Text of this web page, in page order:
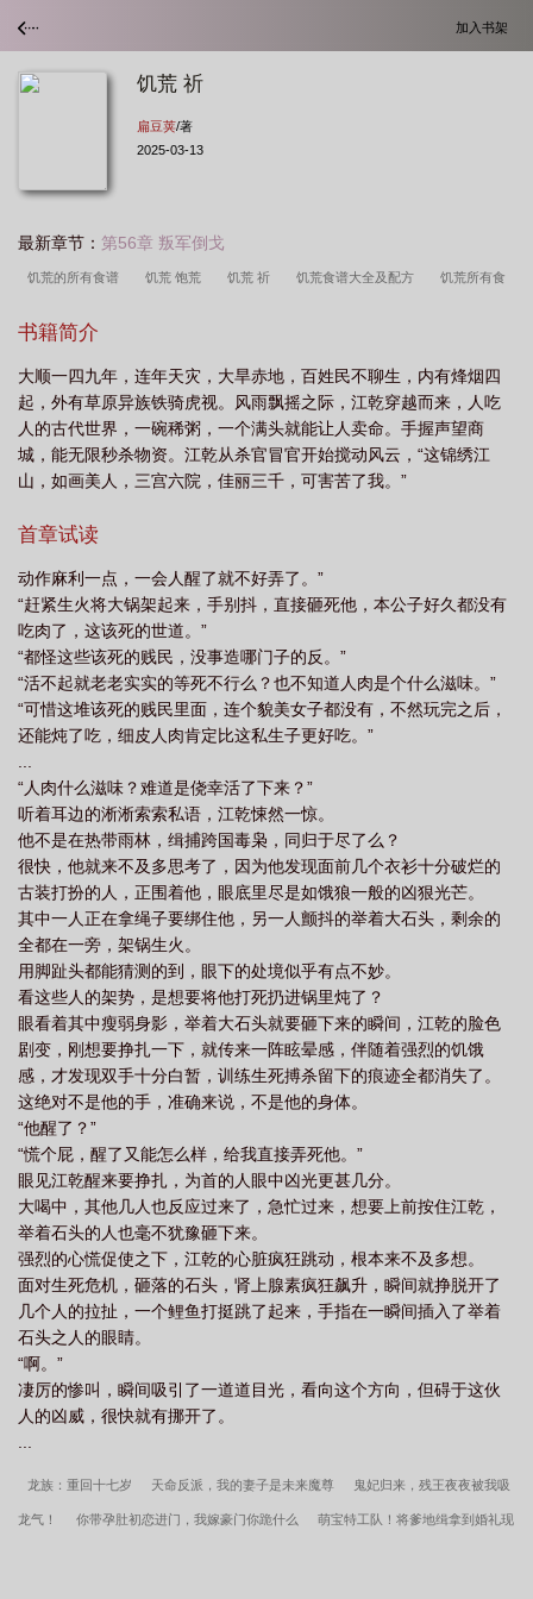
加入书架
饥荒 祈
扁豆荚/著
2025-03-13
最新章节： 第56章 叛军倒戈
饥荒的所有食谱 饥荒 饱荒 饥荒 祈 饥荒食谱大全及配方 饥荒所有食
白 饥荒的食物配方
原版 饥荒白mod技能详解 饥荒白怎么玩 饥荒白字 饥荒长白天 饥荒
人物白 饥荒食谱大全以及配方 饥荒白天黄昏夜晚 饥荒完整食谱 饥荒煮
饭配方 饥荒食谱及配方 饥荒饱食 饥荒食谱表 饥荒白介绍
书籍简介
大顺一四九年，连年天灾，大旱赤地，百姓民不聊生，内有烽烟四
起，外有草原异族铁骑虎视。风雨飘摇之际，江乾穿越而来，人吃
人的古代世界，一碗稀粥，一个满头就能让人卖命。手握声望商
城，能无限秒杀物资。江乾从杀官冒官开始搅动风云，“这锦绣江
山，如画美人，三宫六院，佳丽三千，可害苦了我。”
首章试读
动作麻利一点，一会人醒了就不好弄了。”
“赶紧生火将大锅架起来，手别抖，直接砸死他，本公子好久都没有
吃肉了，这该死的世道。”
“都怪这些该死的贱民，没事造哪门子的反。”
“活不起就老老实实的等死不行么？也不知道人肉是个什么滋味。”
“可惜这堆该死的贱民里面，连个貌美女子都没有，不然玩完之后，
还能炖了吃，细皮人肉肯定比这私生子更好吃。”
“人肉什么滋味？难道是侥幸活了下来？”
听着耳边的淅淅索索私语，江乾悚然一惊。
他不是在热带雨林，缉捕跨国毒枭，同归于尽了么？
很快，他就来不及多思考了，因为他发现面前几个衣衫十分破烂的
古装打扮的人，正围着他，眼底里尽是如饿狼一般的凶狠光芒。
其中一人正在拿绳子要绑住他，另一人颤抖的举着大石头，剩余的
全都在一旁，架锅生火。
用脚趾头都能猜测的到，眼下的处境似乎有点不妙。
看这些人的架势，是想要将他打死扔进锅里炖了？
眼看着其中瘦弱身影，举着大石头就要砸下来的瞬间，江乾的脸色
剧变，刚想要挣扎一下，就传来一阵眩晕感，伴随着强烈的饥饿
感，才发现双手十分白暂，训练生死搏杀留下的痕迹全都消失了。
这绝对不是他的手，准确来说，不是他的身体。
“他醒了？”
“慌个屁，醒了又能怎么样，给我直接弄死他。”
眼见江乾醒来要挣扎，为首的人眼中凶光更甚几分。
大喝中，其他几人也反应过来了，急忙过来，想要上前按住江乾，
举着石头的人也毫不犹豫砸下来。
强烈的心慌促使之下，江乾的心脏疯狂跳动，根本来不及多想。
面对生死危机，砸落的石头，肾上腺素疯狂飙升，瞬间就挣脱开了
几个人的拉扯，一个鲤鱼打挺跳了起来，手指在一瞬间插入了举着
石头之人的眼睛。
“啊。”
凄厉的惨叫，瞬间吸引了一道道目光，看向这个方向，但碍于这伙
人的凶威，很快就有挪开了。
龙族：重回十七岁 天命反派，我的妻子是未来魔尊 鬼妃归来，残王夜夜被我吸
龙气！ 你带孕肚初恋进门，我嫁豪门你跪什么 萌宝特工队！将爹地缉拿到婚礼现